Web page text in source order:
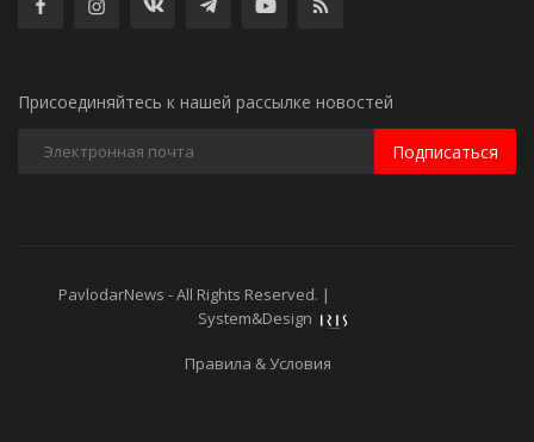
Присоединяйтесь к нашей рассылке новостей
Подписаться
PavlodarNews - All Rights Reserved. |
System&Design
Правила & Условия